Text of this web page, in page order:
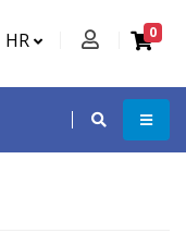
HR 0